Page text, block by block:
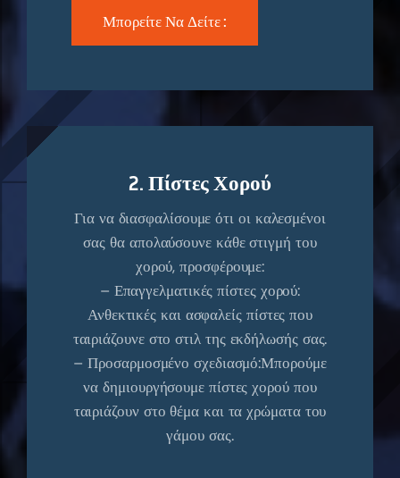
Μπορείτε Να Δείτε :
2. Πίστες Χορού
Για να διασφαλίσουμε ότι οι καλεσμένοι
σας θα απολαύσουνε κάθε στιγμή του
χορού, προσφέρουμε:
– Επαγγελματικές πίστες χορού:
Ανθεκτικές και ασφαλείς πίστες που
ταιριάζουνε στο στιλ της εκδήλωσής σας.
– Προσαρμοσμένο σχεδιασμό:Μπορούμε
να δημιουργήσουμε πίστες χορού που
ταιριάζουν στο θέμα και τα χρώματα του
γάμου σας.